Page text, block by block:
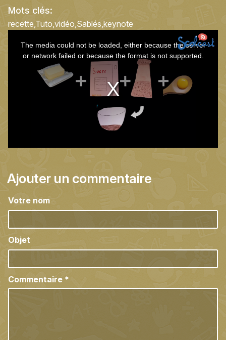
Mots clés:
recette Tuto vidéo Sablés keynote
The media could not be loaded, either because the server
or network failed or because the format is not supported.
Ajouter un commentaire
Votre nom
Objet
Commentaire *